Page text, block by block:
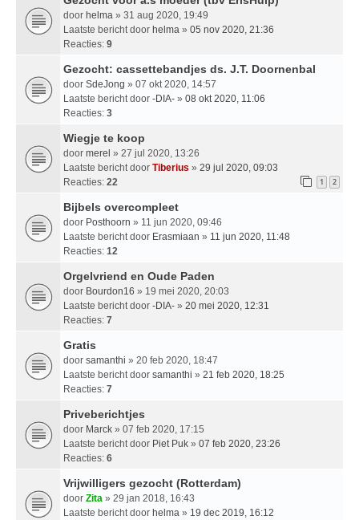
door helma » 31 aug 2020, 19:49
Laatste bericht door helma » 05 nov 2020, 21:36
Reacties: 9
Gezocht: cassettebandjes ds. J.T. Doornenbal
door SdeJong » 07 okt 2020, 14:57
Laatste bericht door -DIA- » 08 okt 2020, 11:06
Reacties: 3
Wiegje te koop
door merel » 27 jul 2020, 13:26
Laatste bericht door Tiberius » 29 jul 2020, 09:03
Reacties: 22 1 2
Bijbels overcompleet
door Posthoorn » 11 jun 2020, 09:46
Laatste bericht door Erasmiaan » 11 jun 2020, 11:48
Reacties: 12
Orgelvriend en Oude Paden
door Bourdon16 » 19 mei 2020, 20:03
Laatste bericht door -DIA- » 20 mei 2020, 12:31
Reacties: 7
Gratis
door samanthi » 20 feb 2020, 18:47
Laatste bericht door samanthi » 21 feb 2020, 18:25
Reacties: 7
Priveberichtjes
door Marck » 07 feb 2020, 17:15
Laatste bericht door Piet Puk » 07 feb 2020, 23:26
Reacties: 6
Vrijwilligers gezocht (Rotterdam)
door Zita » 29 jan 2018, 16:43
Laatste bericht door helma » 19 dec 2019, 16:12